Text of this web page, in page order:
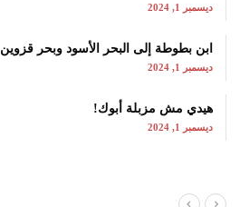
ديسمبر 1, 2024
ابن بطوطة إلى البحر الأسود وبحر قزوين
ديسمبر 1, 2024
هيدي مش مزبلة أبوك!
ديسمبر 1, 2024